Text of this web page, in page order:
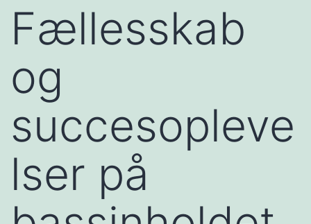
Fællesskab
og
succesopleve
lser på